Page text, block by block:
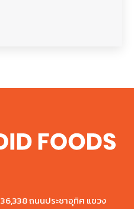
ถนนประชาอุทิศ แขวง